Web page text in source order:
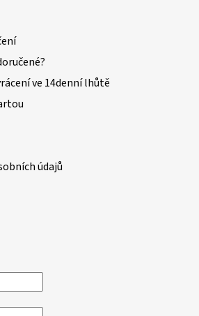
ve 14denní lhůtě
údajů